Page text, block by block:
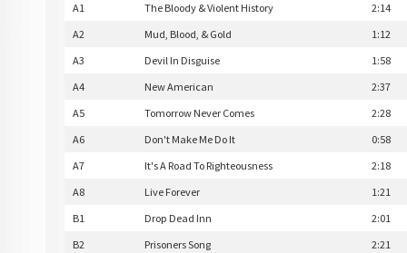
A1 The Bloody & Violent History
2:14
A2
Mud, Blood, & Gold
1:12
A3
Devil In Disguise
1:58
A4
New American
2:37
A5
Tomorrow Never Comes
2:28
A6
Don't Make Me Do It
0:58
A7
It's A Road To Righteousness
2:18
A8
Live Forever
1:21
B1
Drop Dead Inn
2:01
B2
Prisoners Song
2:21